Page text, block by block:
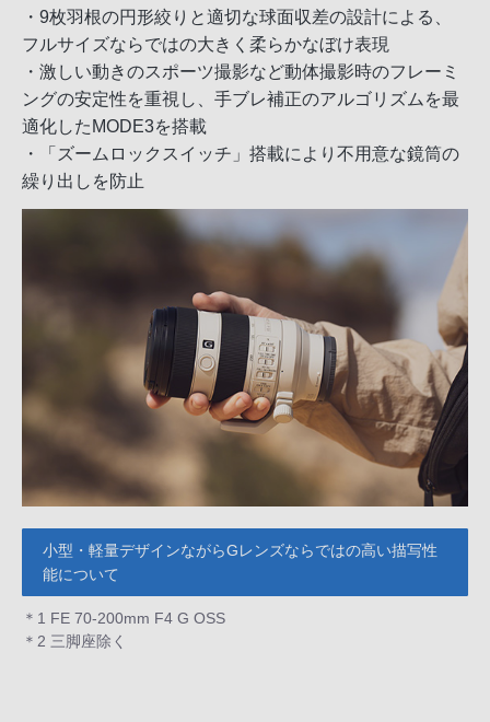
・9枚羽根の円形絞りと適切な球面収差の設計による、
フルサイズならではの大きく柔らかなぼけ表現
・激しい動きのスポーツ撮影など動体撮影時のフレーミ
ングの安定性を重視し、手ブレ補正のアルゴリズムを最
適化したMODE3を搭載
・「ズームロックスイッチ」搭載により不用意な鏡筒の
繰り出しを防止
小型・軽量デザインながらGレンズならではの高い描写性
能について
＊1 FE 70-200mm F4 G OSS
＊2 三脚座除く